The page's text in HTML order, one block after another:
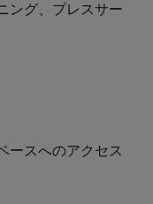
ング、プレスサー
ースへのアクセス